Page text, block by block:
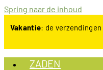
Spring naar de inhoud
Vakantie: de
ZADEN